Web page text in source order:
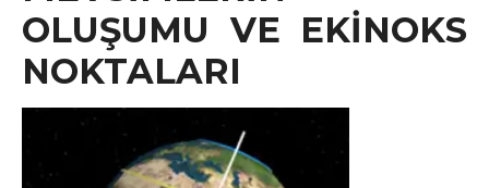
OLUŞUMU VE EKİNOKS
NOKTALARI